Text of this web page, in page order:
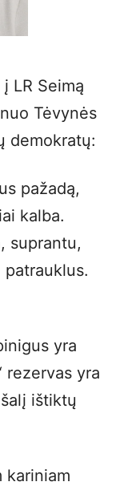
LR Seimą
Tėvynės
demokratų:
pažadą,
kalba.
suprantu,
yra
rezervas yra
ištiktų
kariniam